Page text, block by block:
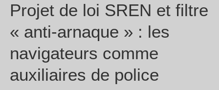
Projet de loi SREN et filtre
« anti-arnaque » : les
navigateurs comme
auxiliaires de police